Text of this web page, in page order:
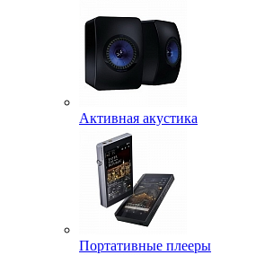
Активная акустика
Портативные плееры